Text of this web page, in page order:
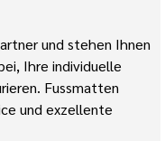
und stehen Ihnen
Ihre individuelle
Fussmatten
und exzellente